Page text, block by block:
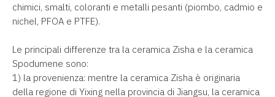
chimici, smalti, coloranti e metalli pesanti (piombo, cadmio e
nichel, PFOA e PTFE).
Le principali differenze tra la ceramica Zisha e la ceramica
Spodumene sono:
1) la provenienza: mentre la ceramica Zisha è originaria
della regione di Yixing nella provincia di Jiangsu, la ceramica